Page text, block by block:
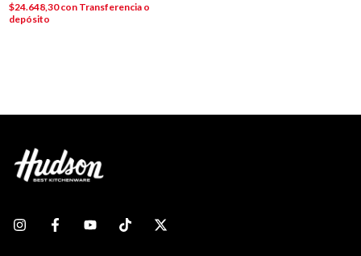
$24.648,30con Transferencia o
depósito